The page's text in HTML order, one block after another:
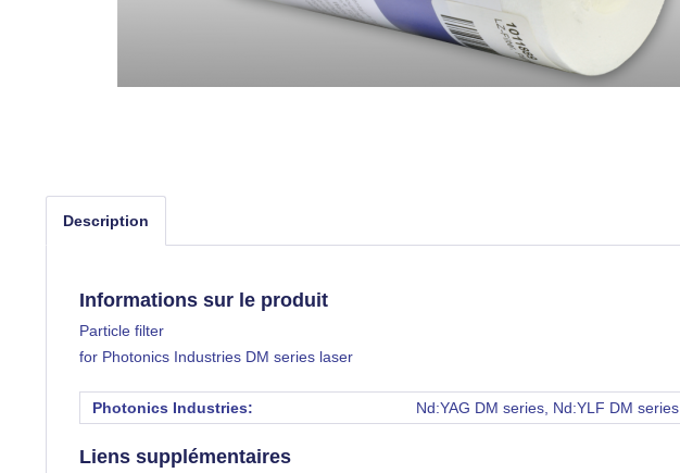
Description
Informations sur le produit
Particle filter
for Photonics Industries DM series laser
Photonics Industries: Nd:YAG DM series, Nd:YLF DM series
Liens supplémentaires